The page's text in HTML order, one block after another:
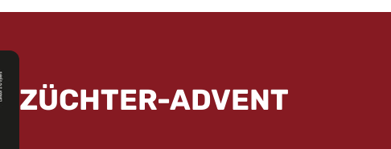
ZÜCHTER-ADVENT